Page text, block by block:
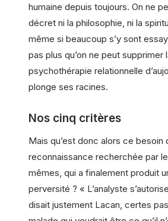
humaine depuis toujours. On ne
décret ni la philosophie, ni la
même si beaucoup s’y sont
pas plus qu’on ne peut supprimer
psychothérapie relationnelle
plonge ses racines.
Nos cinq critères
Mais qu’est donc alors ce besoin
reconnaissance recherchée par
mêmes, qui a finalement produit
perversité ? « L’analyste
disait justement Lacan, certes